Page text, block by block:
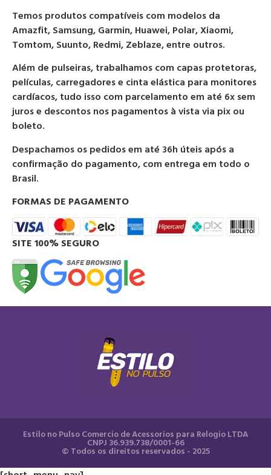
Temos produtos compatíveis com modelos da
Amazfit, Samsung, Garmin, Huawei, Polar, Xiaomi,
Tomtom, Suunto, Redmi, Zeblaze, entre outros.
Além de pulseiras, trabalhamos com capas protetoras,
películas, carregadores e cinta elástica para monitores
cardíacos, tudo isso com parcelamento em até 6x sem
juros e descontos nos pagamentos à vista via pix ou
boleto.
Despachamos os pedidos em até 36h úteis após a
confirmação do pagamento, com entrega em todo o
Brasil.
FORMAS DE PAGAMENTO
SITE 100% SEGURO
Estilo no Pulso Comercio de Acessorios para Relogio LTDA
CNPJ 36.939.738/0001-66
© Todos os direitos reservados - 2025